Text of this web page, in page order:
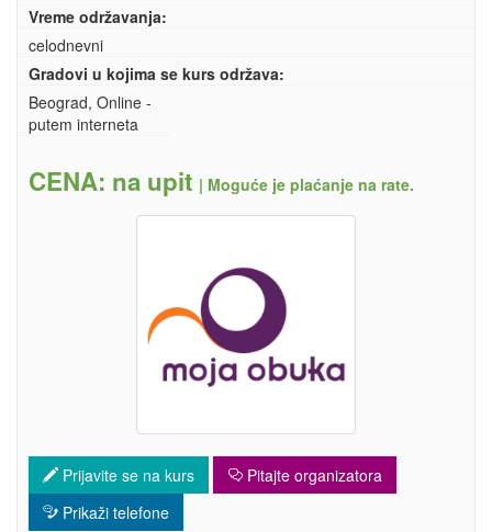
Vreme održavanja:
celodnevni
Gradovi u kojima se kurs održava:
Beograd, Online -
putem interneta
CENA: na upit | Moguće je plaćanje na rate.
Prijavite se na kurs
Pitajte organizatora
Prikaži telefone